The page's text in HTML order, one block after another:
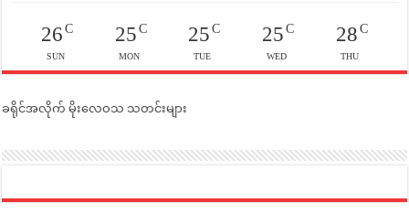
26C
SUN
25C
MON
25 C
TUE
25C
WED
28C
THU
ခရိုင်အလိုက် မိုးလေဝသ သတင်းများ